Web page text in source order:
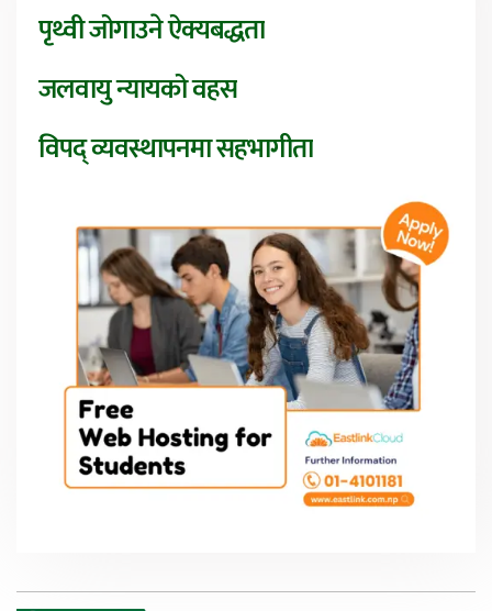
पृथ्वी जोगाउने ऐक्यबद्धता
जलवायु न्यायको वहस
विपद् व्यवस्थापनमा सहभागीता